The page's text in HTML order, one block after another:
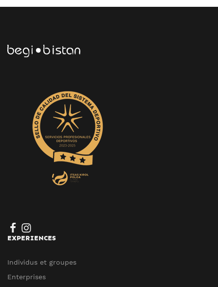
EXPERIENCES
Individus et groupes
Enterprises